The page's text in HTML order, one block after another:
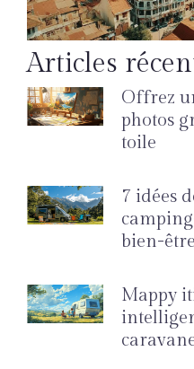
Articles
Offrez
photos
toile
7 idées
bien-
Mappy